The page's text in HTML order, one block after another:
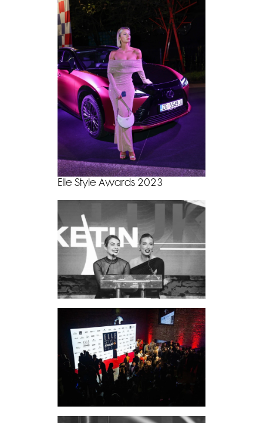
Elle Style Awards 2023